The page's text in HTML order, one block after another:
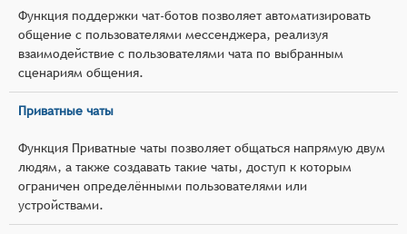
Функция поддержки чат-ботов позволяет автоматизировать
общение с пользователями мессенджера, реализуя
взаимодействие с пользователями чата по выбранным
сценариям общения.
Приватные чаты
Функция Приватные чаты позволяет общаться напрямую двум
людям, а также создавать такие чаты, доступ к которым
ограничен определёнными пользователями или
устройствами.